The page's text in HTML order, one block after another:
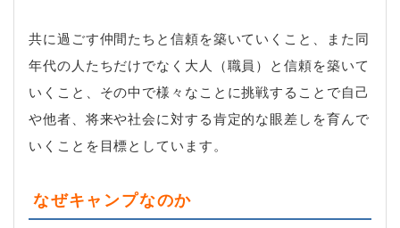
共に過ごす仲間たちと信頼を築いていくこと、また同
年代の人たちだけでなく大人（職員）と信頼を築いて
いくこと、その中で様々なことに挑戦することで自己
や他者、将来や社会に対する肯定的な眼差しを育んで
いくことを目標としています。
なぜキャンプなのか